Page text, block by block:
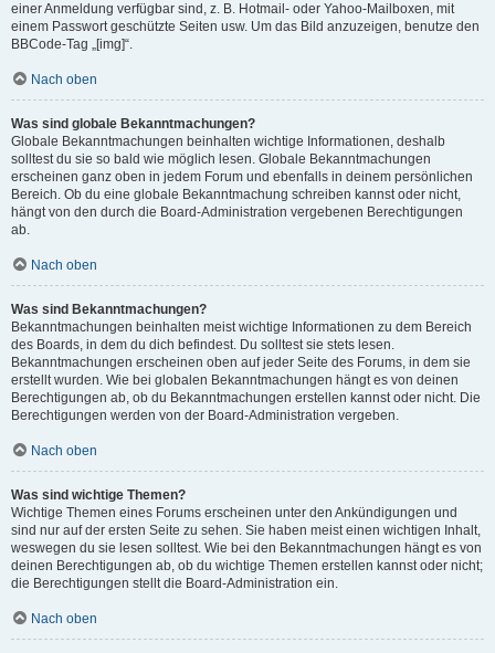
einer Anmeldung verfügbar sind, z. B. Hotmail- oder Yahoo-Mailboxen, mit
einem Passwort geschützte Seiten usw. Um das Bild anzuzeigen, benutze den
BBCode-Tag „[img]“.
Nach oben
Was sind globale Bekanntmachungen?
Globale Bekanntmachungen beinhalten wichtige Informationen, deshalb
solltest du sie so bald wie möglich lesen. Globale Bekanntmachungen
erscheinen ganz oben in jedem Forum und ebenfalls in deinem persönlichen
Bereich. Ob du eine globale Bekanntmachung schreiben kannst oder nicht,
hängt von den durch die Board-Administration vergebenen Berechtigungen
ab.
Nach oben
Was sind Bekanntmachungen?
Bekanntmachungen beinhalten meist wichtige Informationen zu dem Bereich
des Boards, in dem du dich befindest. Du solltest sie stets lesen.
Bekanntmachungen erscheinen oben auf jeder Seite des Forums, in dem sie
erstellt wurden. Wie bei globalen Bekanntmachungen hängt es von deinen
Berechtigungen ab, ob du Bekanntmachungen erstellen kannst oder nicht. Die
Berechtigungen werden von der Board-Administration vergeben.
Nach oben
Was sind wichtige Themen?
Wichtige Themen eines Forums erscheinen unter den Ankündigungen und
sind nur auf der ersten Seite zu sehen. Sie haben meist einen wichtigen Inhalt,
weswegen du sie lesen solltest. Wie bei den Bekanntmachungen hängt es von
deinen Berechtigungen ab, ob du wichtige Themen erstellen kannst oder nicht;
die Berechtigungen stellt die Board-Administration ein.
Nach oben